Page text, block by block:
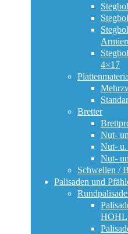
4×17
Bretter
Nut-
Nut- u.
Nut-
Schwellen /
Palisaden und
HOHL